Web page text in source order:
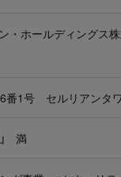
・ホールディングス
番1号 セルリアンタ
満